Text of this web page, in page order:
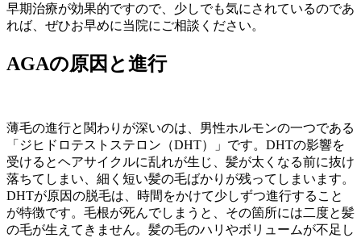
早期治療が効果的ですので、少しでも気にされているのであ
れば、ぜひお早めに当院にご相談ください。
AGAの原因と進行
薄毛の進行と関わりが深いのは、男性ホルモンの一つである
「ジヒドロテストステロン（DHT）」です。DHTの影響を
受けるとヘアサイクルに乱れが生じ、髪が太くなる前に抜け
落ちてしまい、細く短い髪の毛ばかりが残ってしまいます。
DHTが原因の脱毛は、時間をかけて少しずつ進行すること
が特徴です。毛根が死んでしまうと、その箇所には二度と髪
の毛が生えてきません。髪の毛のハリやボリュームが不足し